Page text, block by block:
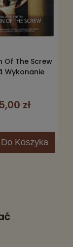
Of The Screw
Wykonanie
zł
Do Koszyka